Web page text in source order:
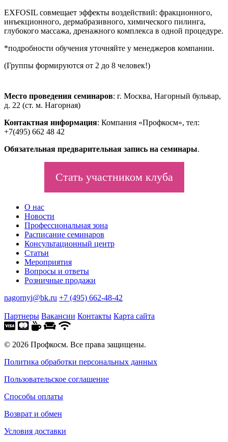
EXFOSIL совмещает эффекты воздействий: фракционного,
инъекционного, дермабразивного, химического пилинга,
глубокого массажа, дренажного комплекса в одной процедуре.
*подробности обучения уточняйте у менеджеров компании.
(Группы формируются от 2 до 8 человек!)
Место проведения семинаров: г. Москва, Нагорный бульвар,
д. 22 (ст. м. Нагорная)
Контактная информация: Компания «Профкосм», тел:
+7(495) 662 48 42
Обязательная предварительная запись на семинары.
Стать участником клуба
О нас
Новости
Профессиональная зона
Расписание семинаров
Консультационный центр
Статьи
Мероприятия
Вопросы и ответы
Розничные продажи
nagornyi@bk.ru +7 (495) 662-48-42
Партнеры Вакансии Контакты Карта сайта
© 2026 Профкосм. Все права защищены.
Политика обработки персональных данных
Пользовательское соглашение
Способы оплаты
Возврат и обмен
Условия доставки